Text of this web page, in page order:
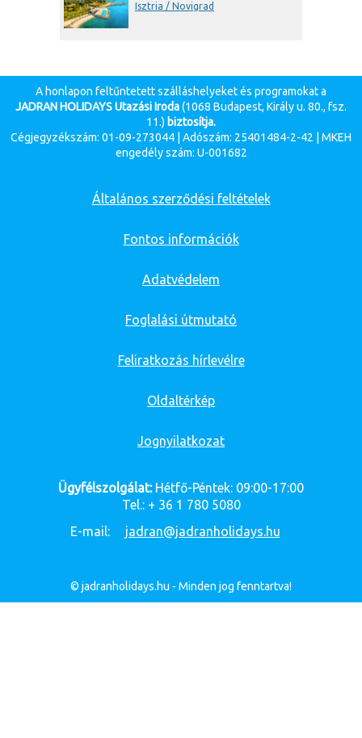
Isztria / Novigrad
A honlapon feltűntetett szálláshelyeket és programokat a
JADRAN HOLIDAYS Utazási Iroda(1068 Budapest, Király u. 80., fsz.
11.) biztosítja.
Cégjegyzékszám: 01-09-273044 | Adószám: 25401484-2-42 | MKEH
engedély szám: U-001682
Általános szerződési feltételek
Fontos információk
Adatvédelem
Foglalási útmutató
Feliratkozás hírlevélre
Oldaltérkép
Jognyilatkozat
Ügyfélszolgálat:Hétfő-Péntek: 09:00-17:00
Tel.: + 36 1 780 5080
E-mail:
jadran@jadranholidays.hu
© jadranholidays.hu - Minden jog fenntartva!